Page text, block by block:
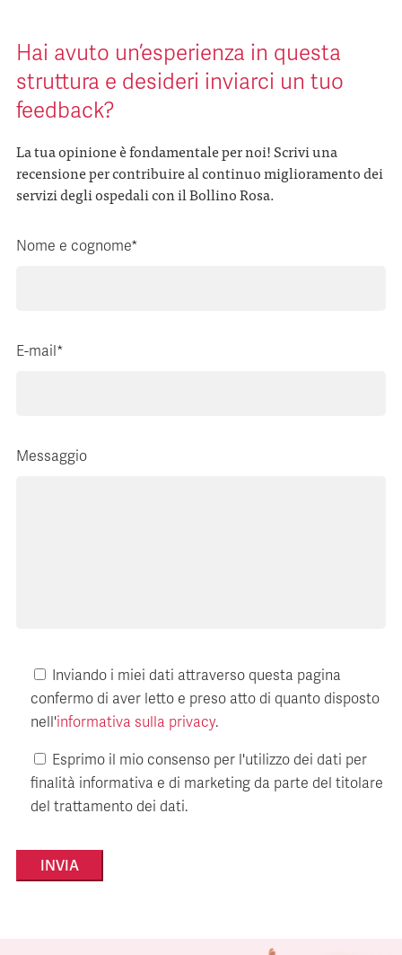
Hai avuto un’esperienza in questa
struttura e desideri inviarci un tuo
feedback?
La tua opinione è fondamentale per noi! Scrivi una
recensione per contribuire al continuo miglioramento dei
servizi degli ospedali con il Bollino Rosa.
Nome e cognome*
E-mail*
Messaggio
Inviando i miei dati attraverso questa pagina
confermo di aver letto e preso atto di quanto disposto
nell'informativa sulla privacy.
Esprimo il mio consenso per l'utilizzo dei dati per
finalità informativa e di marketing da parte del titolare
del trattamento dei dati.